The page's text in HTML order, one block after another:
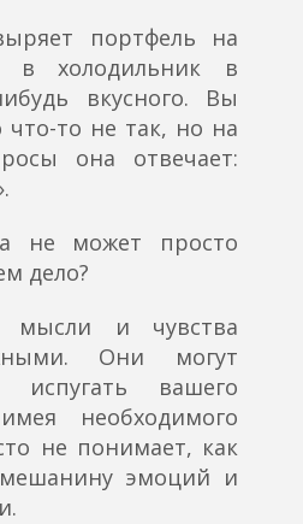
портфель на
в холодильник в
вкусного. Вы
что-то не так, но на
она отвечает:
не может просто
дело?
мысли и чувства
Они могут
испугать вашего
необходимого
не понимает, как
эмоций и